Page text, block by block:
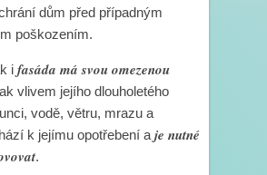
dům před případným
poškozením.
i fasáda má svou omezenou
vlivem jejího dlouholetého
vodě, větru, mrazu a
k jejímu opotřebení a je nutné
.